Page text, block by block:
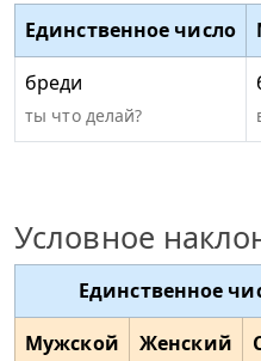
Единственное число
бреди
ты что делай?
Условное
Единственное
Мужской
Женский